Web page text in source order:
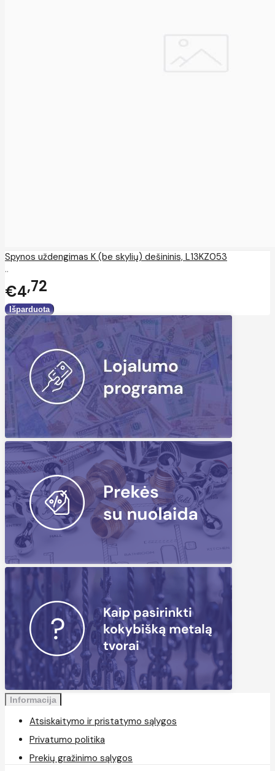
Spynos uždengimas K (be skylių) dešininis, L13KZ053
..
€4 72
Informacija
Atsiskaitymo ir pristatymo sąlygos
Privatumo politika
Prekių gražinimo sąlygos